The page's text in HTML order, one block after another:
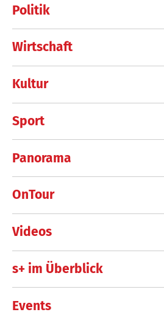
Politik
Wirtschaft
Kultur
Sport
Panorama
OnTour
Videos
s+ im Überblick
Events